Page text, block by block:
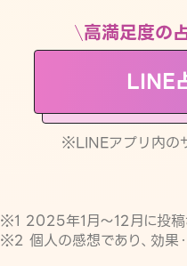
高満足度の
LINE
※LINEアプリ内の
※1 2025年1月〜12月に投稿
※2 個人の感想であり、効果